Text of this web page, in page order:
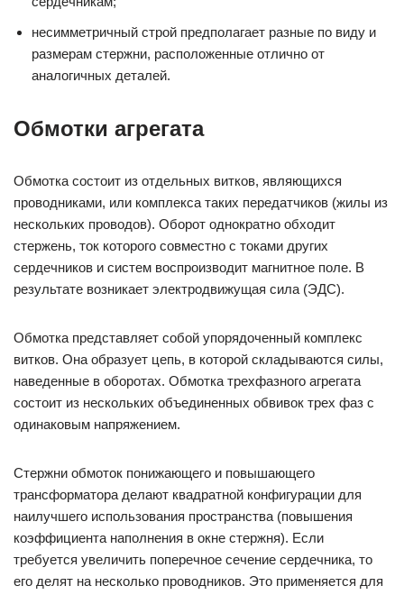
несимметричный строй предполагает разные по виду и
размерам стержни, расположенные отлично от
аналогичных деталей.
Обмотки агрегата
Обмотка состоит из отдельных витков, являющихся
проводниками, или комплекса таких передатчиков (жилы из
нескольких проводов). Оборот однократно обходит
стержень, ток которого совместно с токами других
сердечников и систем воспроизводит магнитное поле. В
результате возникает электродвижущая сила (ЭДС).
Обмотка представляет собой упорядоченный комплекс
витков. Она образует цепь, в которой складываются силы,
наведенные в оборотах. Обмотка трехфазного агрегата
состоит из нескольких объединенных обвивок трех фаз с
одинаковым напряжением.
Стержни обмоток понижающего и повышающего
трансформатора делают квадратной конфигурации для
наилучшего использования пространства (повышения
коэффициента наполнения в окне стержня). Если
требуется увеличить поперечное сечение сердечника, то
его делят на несколько проводников. Это применяется для